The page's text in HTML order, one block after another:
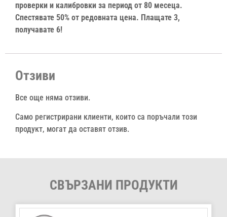
проверки и калибровки за период от 80 месеца.
Спестявате 50% от редовната цена. Плащате 3,
получавате 6!
Отзиви
Все още няма отзиви.
Само регистрирани клиенти, които са поръчали този
продукт, могат да оставят отзив.
СВЪРЗАНИ ПРОДУКТИ